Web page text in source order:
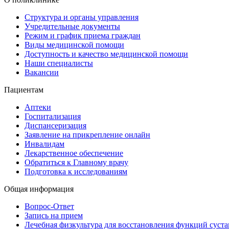
Структура и органы управления
Учредительные документы
Режим и график приема граждан
Виды медицинской помощи
Доступность и качество медицинской помощи
Наши специалисты
Вакансии
Пациентам
Аптеки
Госпитализация
Диспансеризация
Заявление на прикрепление онлайн
Инвалидам
Лекарственное обеспечение
Обратиться к Главному врачу
Подготовка к исследованиям
Общая информация
Вопрос-Ответ
Запись на прием
Лечебная физкультура для восстановления функций